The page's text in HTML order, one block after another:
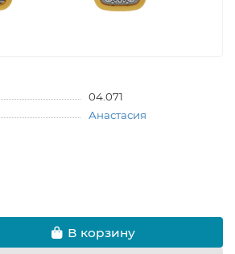
04.071
Анастасия
В корзину